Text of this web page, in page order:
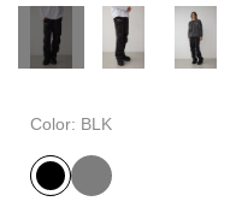
Color: BLK